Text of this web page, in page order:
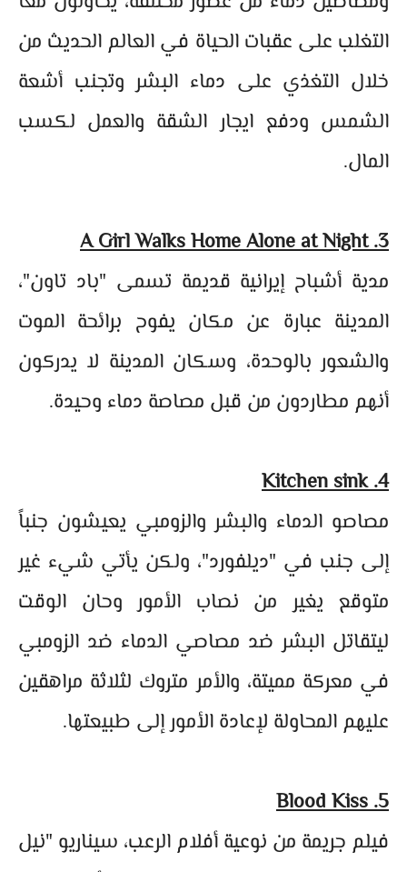
التغلب على عقبات الحياة في العالم الحديث من
خلال التغذي على دماء البشر وتجنب أشعة
الشمس ودفع ايجار الشقة والعمل لكسب
المال.
3. A Girl Walks Home Alone at Night
مدية أشباح إيرانية قديمة تسمى "باد تاون"،
المدينة عبارة عن مكان يفوح برائحة الموت
والشعور بالوحدة، وسكان المدينة لا يدركون
أنهم مطاردون من قبل مصاصة دماء وحيدة.
4. Kitchen sink
مصاصو الدماء والبشر والزومبي يعيشون جنباً
إلى جنب في "ديلفورد"، ولكن يأتي شيء غير
متوقع يغير من نصاب الأمور وحان الوقت
ليتقاتل البشر ضد مصاصي الدماء ضد الزومبي
في معركة مميتة، والأمر متروك لثلاثة مراهقين
عليهم المحاولة لإعادة الأمور إلى طبيعتها.
5. Blood Kiss
فيلم جريمة من نوعية أفلام الرعب، سيناريو "نيل